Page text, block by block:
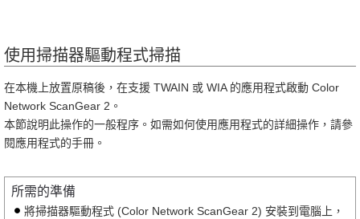
使用掃描器驅動程式掃描
在本機上放置原稿後，在支援 TWAIN 或 WIA 的應用程式啟動 Color
Network ScanGear 2。
本節說明此操作的一般程序。如需如何使用應用程式的詳細操作，請參
閱應用程式的手冊。
所需的準備
將掃描器驅動程式 (Color Network ScanGear 2) 安裝到電腦上，